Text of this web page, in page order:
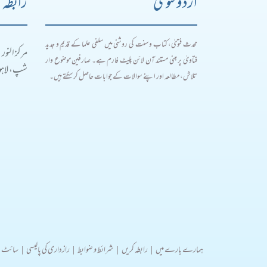
محدث فتویٰ، کتاب و سنت کی روشنی میں سلفی علما کے قدیم و جدید
فتاویٰ پر مبنی مستند آن لائن پلیٹ فارم ہے۔ صارفین موضوع وار
تلاش، مطالعہ اور اپنے سوالات کے جوابات حاصل کر سکتے ہیں۔
مرکز
شپ،
ہمارے بارے میں | رابطہ کریں | شرائط و ضوابط | رازداری کی پالیسی |